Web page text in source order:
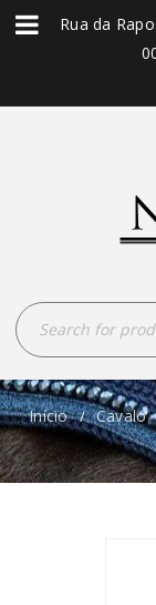
Rua da
Início / Cavalo